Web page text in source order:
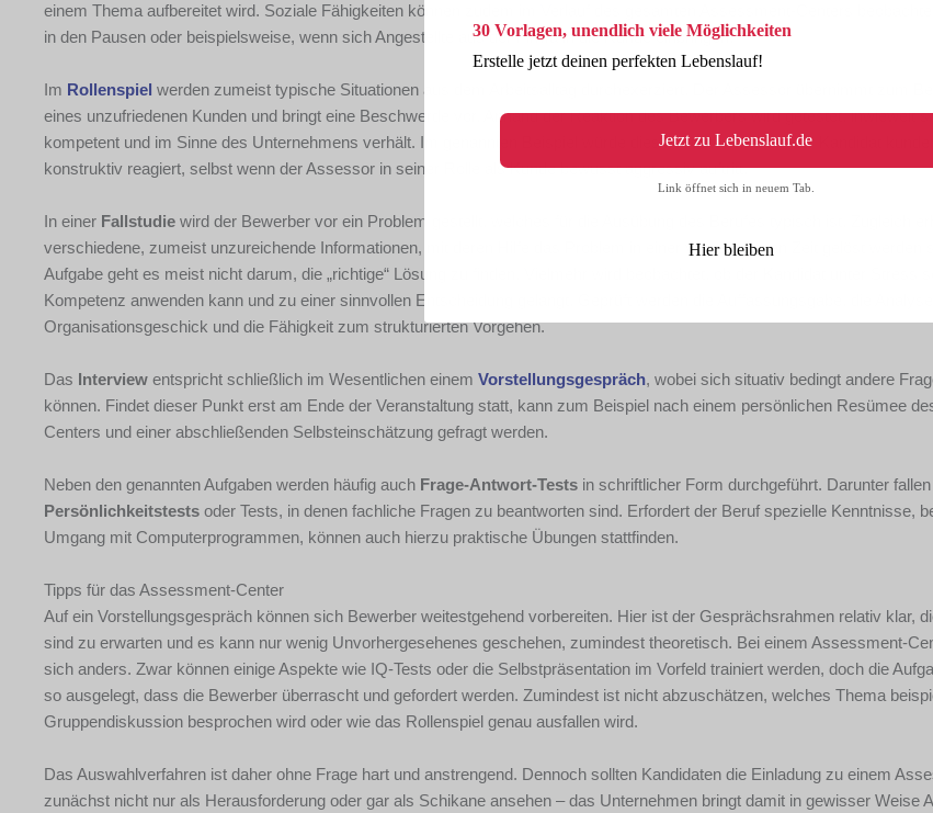
einem Thema aufbereitet wird. Soziale Fähigkeiten können zudem im Verlauf des gesamten Assessment-Centers
in den Pausen oder beispielsweise, wenn sich Angestellte aus der Firma in die Runde einbringen.
Im Rollenspiel werden zumeist typische Situationen aus dem Arbeitsalltag durchexerziert. Der Assessor übernimmt zum
eines unzufriedenen Kunden und bringt eine Beschwerde vor. Anhand der Reaktion des Bewerbers wird getestet, inwieweit
kompetent und im Sinne des Unternehmens verhält. Im genannten Beispiel würde dies bedeuteten, dass der Kandidat
konstruktiv reagiert, selbst wenn der Assessor in seiner Rolle als Kunde bewusst aggressiv auftritt.
In einer Fallstudie wird der Bewerber vor ein Problem gestellt, welches für die Ausübung des Berufes typisch ist. Zugleich
verschiedene, zumeist unzureichende Informationen, mit deren Hilfe das Problem in einer vorgegebenen Zeit gelöst werden
Aufgabe geht es meist nicht darum, die „richtige“ Lösung zu finden. Vielmehr wird beobachtet, ob der Kandidat unter Stress
Kompetenz anwenden kann und zu einer sinnvollen Entscheidung gelangt. Geprüft werden die Auffassungsgabe, die
Organisationsgeschick und die Fähigkeit zum strukturierten Vorgehen.
Das Interview entspricht schließlich im Wesentlichen einem Vorstellungsgespräch, wobei sich situativ bedingt andere
können. Findet dieser Punkt erst am Ende der Veranstaltung statt, kann zum Beispiel nach einem persönlichen Resümee
Centers und einer abschließenden Selbsteinschätzung gefragt werden.
Neben den genannten Aufgaben werden häufig auch Frage-Antwort-Tests in schriftlicher Form durchgeführt. Darunter fallen
Persönlichkeitstests oder Tests, in denen fachliche Fragen zu beantworten sind. Erfordert der Beruf spezielle Kenntnisse,
Umgang mit Computerprogrammen, können auch hierzu praktische Übungen stattfinden.
Tipps für das Assessment-Center
Auf ein Vorstellungsgespräch können sich Bewerber weitestgehend vorbereiten. Hier ist der Gesprächsrahmen relativ klar,
sind zu erwarten und es kann nur wenig Unvorhergesehenes geschehen, zumindest theoretisch. Bei einem Assessment-
sich anders. Zwar können einige Aspekte wie IQ-Tests oder die Selbstpräsentation im Vorfeld trainiert werden, doch die
so ausgelegt, dass die Bewerber überrascht und gefordert werden. Zumindest ist nicht abzuschätzen, welches Thema
Gruppendiskussion besprochen wird oder wie das Rollenspiel genau ausfallen wird.
Das Auswahlverfahren ist daher ohne Frage hart und anstrengend. Dennoch sollten Kandidaten die Einladung zu einem
zunächst nicht nur als Herausforderung oder gar als Schikane ansehen – das Unternehmen bringt damit in gewisser Weise
Link öffnet sich in neuem Tab.
Hier bleiben
30 Vorlagen, unendlich viele Möglichkeiten
Erstelle jetzt deinen perfekten Lebenslauf!
Jetzt zu Lebenslauf.de